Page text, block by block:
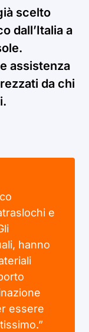
scelto
dall’Italia a
assistenza
da chi
e
hanno
essere